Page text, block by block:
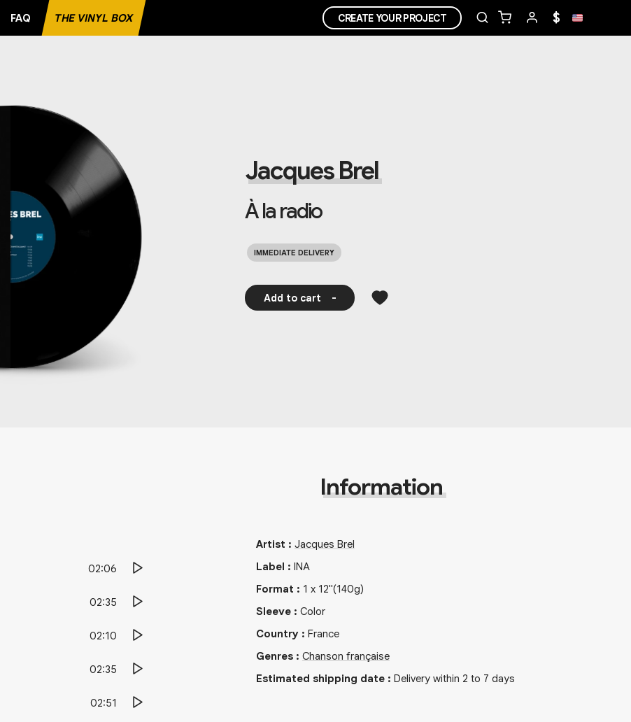
FAQ THE VINYL BOX CREATE YOUR PROJECT $
Jacques Brel
À la radio
IMMEDIATE DELIVERY
Add to cart -
02:06
02:35
02:10
02:35
02:51
Information
Artist : Jacques Brel
Label : INA
Format : 1 x 12"(140g)
Sleeve: Color
Country: France
Genres: Chanson française
Estimated shipping date: Delivery within 2 to 7 days